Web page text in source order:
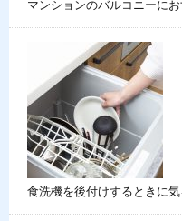
マンションのバルコニーに
食洗機を後付けするときに